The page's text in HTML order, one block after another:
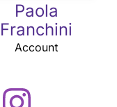
Paola
Franchini
Account